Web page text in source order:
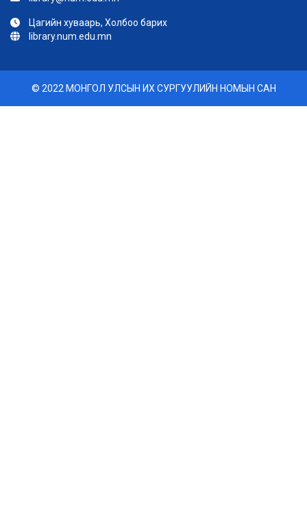
Цагийн хуваарь, Холбоо барих
library.num.edu.mn
© 2022 МОНГОЛ УЛСЫН ИХ СУРГУУЛИЙН НОМЫН САН